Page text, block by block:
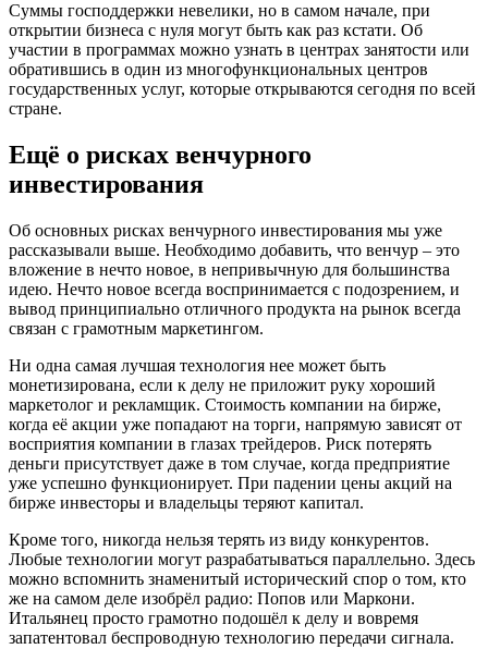
Суммы господдержки невелики, но в самом начале, при
открытии бизнеса с нуля могут быть как раз кстати. Об
участии в программах можно узнать в центрах занятости или
обратившись в один из многофункциональных центров
государственных услуг, которые открываются сегодня по всей
стране.
Ещё о рисках венчурного
инвестирования
Об основных рисках венчурного инвестирования мы уже
рассказывали выше. Необходимо добавить, что венчур – это
вложение в нечто новое, в непривычную для большинства
идею. Нечто новое всегда воспринимается с подозрением, и
вывод принципиально отличного продукта на рынок всегда
связан с грамотным маркетингом.
Ни одна самая лучшая технология нее может быть
монетизирована, если к делу не приложит руку хороший
маркетолог и рекламщик. Стоимость компании на бирже,
когда её акции уже попадают на торги, напрямую зависят от
восприятия компании в глазах трейдеров. Риск потерять
деньги присутствует даже в том случае, когда предприятие
уже успешно функционирует. При падении цены акций на
бирже инвесторы и владельцы теряют капитал.
Кроме того, никогда нельзя терять из виду конкурентов.
Любые технологии могут разрабатываться параллельно. Здесь
можно вспомнить знаменитый исторический спор о том, кто
же на самом деле изобрёл радио: Попов или Маркони.
Итальянец просто грамотно подошёл к делу и вовремя
запатентовал беспроводную технологию передачи сигнала.